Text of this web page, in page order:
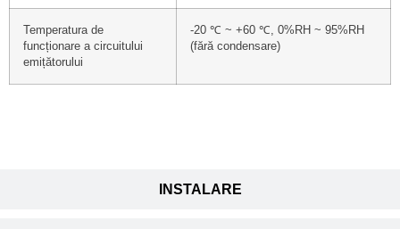
INSTALARE
Temperatura de
funcționare a circuitului
emițătorului
-20 ℃ ~ +60 ℃, 0%RH ~ 95%RH
(fără condensare)